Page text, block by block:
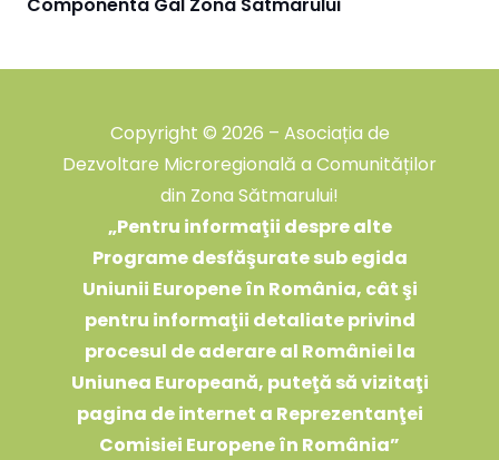
Copyright © 2026 – Asociația de
Dezvoltare Microregională a Comunităților
din Zona Sătmarului!
„Pentru informaţii despre alte
Programe desfăşurate sub egida
Uniunii Europene în România, cât şi
pentru informaţii detaliate privind
procesul de aderare al României la
Uniunea Europeană, puteţă să vizitaţi
pagina de internet a Reprezentanţei
Comisiei Europene în România”